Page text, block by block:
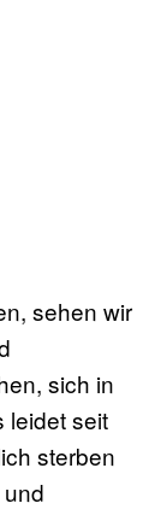
sehen wir
sich in
leidet seit
sterben